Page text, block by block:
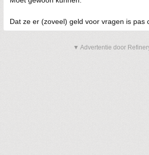
Dat ze er (zoveel) geld voor vragen is pas
▼ Advertentie door